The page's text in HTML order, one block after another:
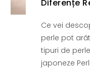
Diferențe
Ce vei
perle pot
tipuri de
japoneze